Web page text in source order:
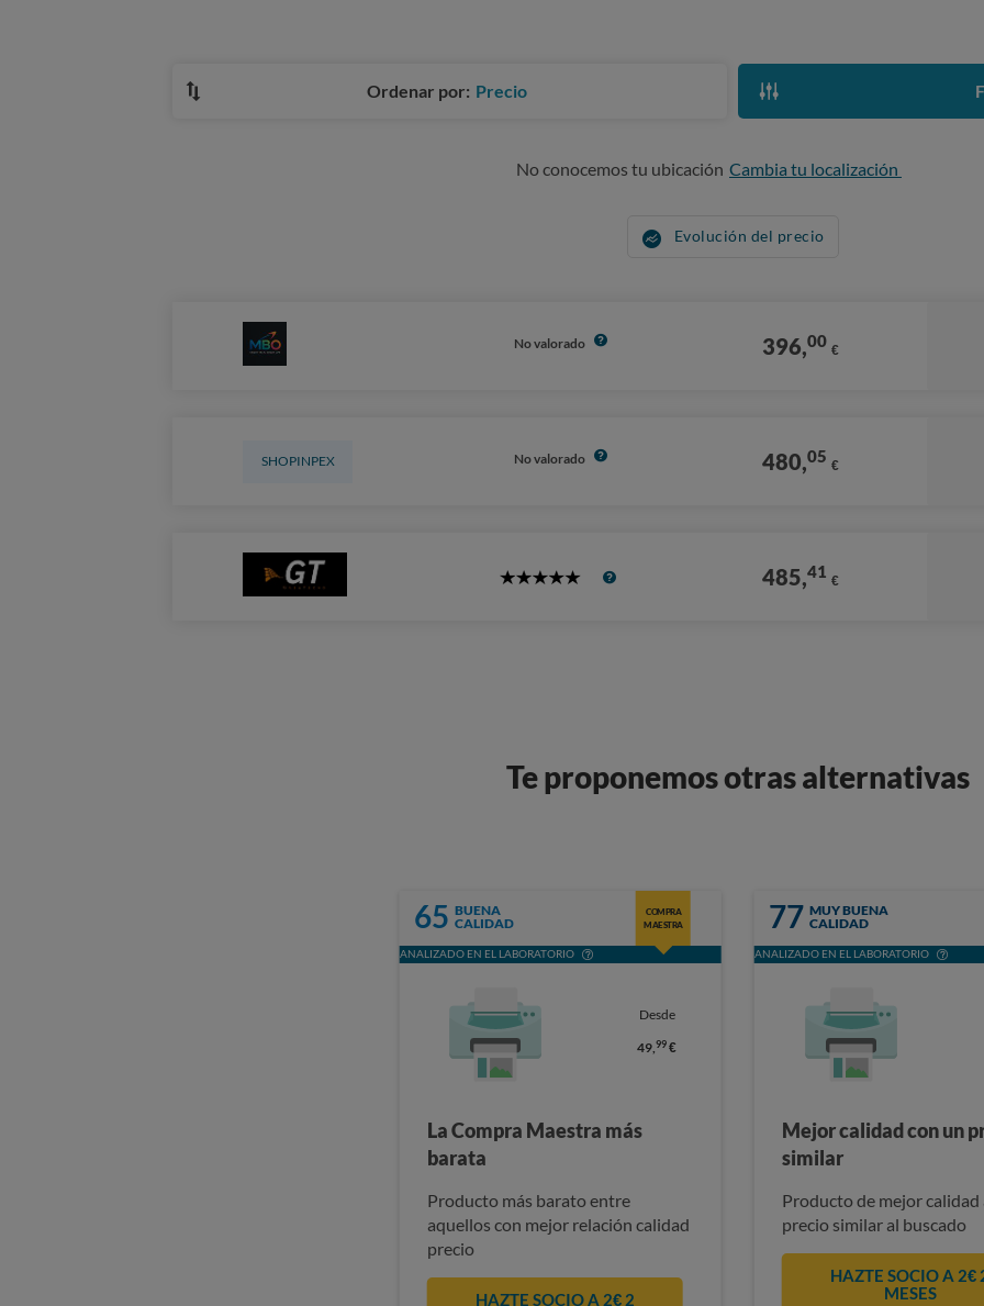
Ordenar por: Precio
No conocemos tu ubicación Cambia tu localización
Evolución del precio
No valorado 396,00 €
SHOPINPEX No valorado 480,05 €
5
485,41 €
Te proponemos otras alternativas
65 BUENA
CALIDAD
COMPRA
MAESTRA
ANALIZADO EN EL LABORATORIO
Desde
49,99 €
La Compra Maestra más
barata
Producto más barato entre
aquellos con mejor relación calidad
precio
HAZTE SOCIO A 2€ 2
77 MUY BUENA
CALIDAD
ANALIZADO EN EL LABORATORIO
Mejor calidad con un
similar
Producto de mejor calidad
precio similar al buscado
HAZTE SOCIO A 2€
MESES